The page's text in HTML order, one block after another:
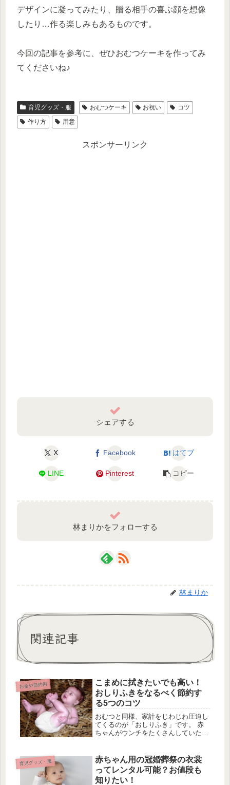
デザインに凝ってみたり、贈る相手の喜ぶ顔を想像
したり…作る楽しみもあるものです。
今回の記事を参考に、ぜひおむつケーキを作ってみ
てくださいね♪
育児グッズ・服 おむつケーキ お祝い
コツ
作り方
用意
スポンサーリンク
シェアする
X Facebook はてブ
LINE Pinterest コピー
林まりかをフォローする
林まりか
関連記事
お金や節約術
こまめに拭きたいでも高い！
おしりふきをなるべく節約す
る5つのコツ
おむつと同様、家計をじわじわ圧迫し
てくるのが「おしりふき」です。 赤
ちゃんがウンチをたくさんしていた
使わなくても、ストレスの溜まらない
節約方法をご紹介していきたいと思い
ます...
育児グッズ・服
赤ちゃん用の冠婚葬祭の衣裳
ってレンタル可能？お値段も
知りたい！